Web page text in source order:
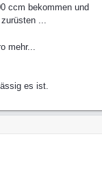
ccm bekommen und
...
mehr...
es ist.